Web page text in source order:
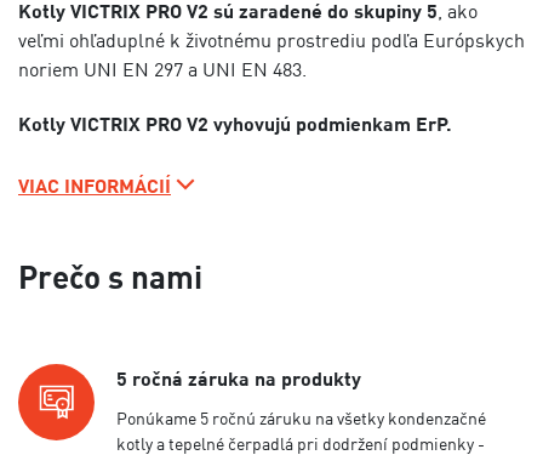
Kotly VICTRIX PRO V2 sú zaradené do skupiny 5, ako
veľmi ohľaduplné k životnému prostrediu podľa Európskych
noriem UNI EN 297 a UNI EN 483.
Kotly VICTRIX PRO V2 vyhovujú podmienkam ErP.
VIAC INFORMÁCIÍ
Prečo s nami
5 ročná záruka na produkty
Ponúkame 5 ročnú záruku na všetky kondenzačné
kotly a tepelné čerpadlá pri dodržení podmienky -